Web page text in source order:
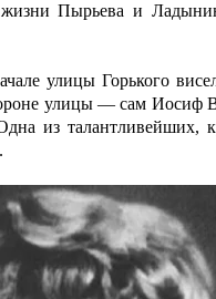
Пырьева и
улицы Горького
улицы — сам Иосиф
из талантливейших,